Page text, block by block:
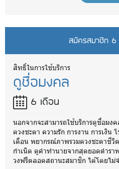
สมัครสมาชิก 6
สิทธิ์ในการใช้บริการ
ดูชื่อมงคล
6 เดือน
นอกจากจะสามารถใช้บริการดูชื่อมง
ดวงชะตา ความรัก การงาน การเงิ
เดือน พยากรณ์ภาพรวมดวงชะตาชี
กำเนิด ดูคำทำนายจากสุดยอดตำรา
วงฟรีตลอดสถานะสมาชิก ได้โดยไม่